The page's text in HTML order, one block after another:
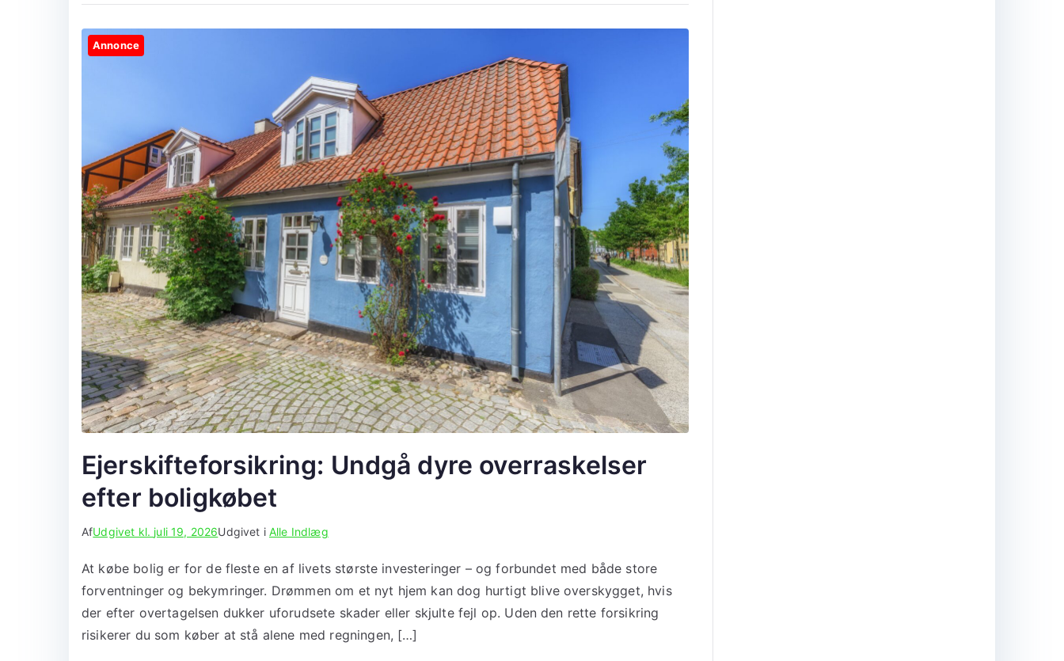
Annonce
Ejerskifteforsikring: Undgå dyre overraskelser
efter boligkøbet
AfUdgivet kl. juli 19, 2026Udgivet i Alle Indlæg
At købe bolig er for de fleste en af livets største investeringer – og forbundet med både store
forventninger og bekymringer. Drømmen om et nyt hjem kan dog hurtigt blive overskygget, hvis
der efter overtagelsen dukker uforudsete skader eller skjulte fejl op. Uden den rette forsikring
risikerer du som køber at stå alene med regningen, […]